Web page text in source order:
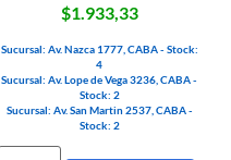
$1.933,33
Sucursal: Av. Nazca 1777, CABA - Stock:
4
Sucursal: Av. Lope de Vega 3236, CABA -
Stock: 2
Sucursal: Av. San Martin 2537, CABA -
Stock: 2